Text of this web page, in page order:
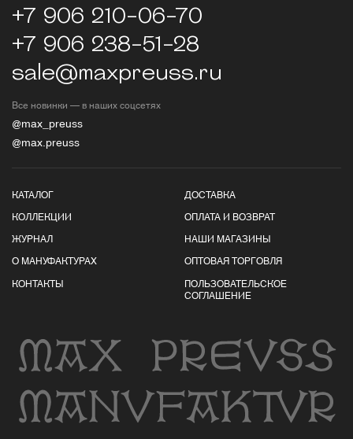
+7 906 210-06-70
+7 906 238-51-28
sale@maxpreuss.ru
Все новинки — в наших соцсетях
@max_preuss
@max.preuss
КАТАЛОГ
КОЛЛЕКЦИИ
ЖУРНАЛ
О МАНУФАКТУРАХ
КОНТАКТЫ
ДОСТАВКА
ОПЛАТА И ВОЗВРАТ
НАШИ МАГАЗИНЫ
ОПТОВАЯ ТОРГОВЛЯ
ПОЛЬЗОВАТЕЛЬСКОЕ
СОГЛАШЕНИЕ